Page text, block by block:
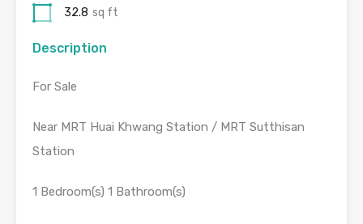
32.8 sq ft
Description
For Sale
Near MRT Huai Khwang Station / MRT Sutthisan
Station
1 Bedroom(s) 1 Bathroom(s)